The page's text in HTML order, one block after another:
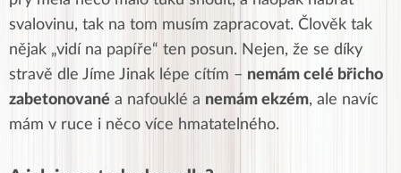
svalovinu, tak na tom musím zapracovat. Člověk tak
nějak „vidí na papíře“ ten posun. Nejen, že se díky
stravě dle Jíme Jinak lépe cítím – nemám celé břicho
zabetonované a nafouklé a nemám ekzém, ale navíc
mám v ruce i něco více hmatatelného.